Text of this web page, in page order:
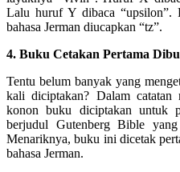
Lalu huruf Y dibaca
bahasa Jerman diucapkan “tz”.
4. Buku Cetakan Pertama
Tentu belum banyak yang
kali diciptakan? Dalam
konon buku diciptakan untuk
berjudul Gutenberg Bible
Menariknya, buku ini dicetak
bahasa Jerman.